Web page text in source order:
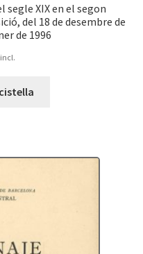
segle XIX en el segon
del 18 de desembre de
de 1996
incl.